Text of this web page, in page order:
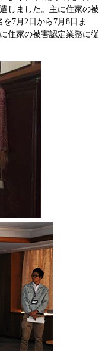
しました。主に住家の被
7月2日から7月8日ま
住家の被害認定業務に従